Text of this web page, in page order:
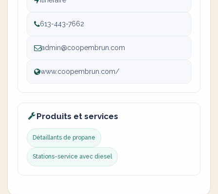
613-443-7662
admin@coopembrun.com
www.coopembrun.com/
Produits et services
Détaillants de propane
Stations-service avec diesel